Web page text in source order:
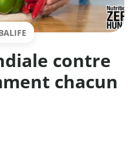
contre
chacun